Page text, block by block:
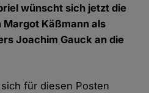
wünscht sich jetzt die
Käßmann als
Joachim Gauck an die
für diesen Posten